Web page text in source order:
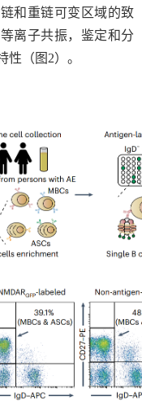
和重链可变区域的致
离子共振，鉴定和分
性（图 2）。